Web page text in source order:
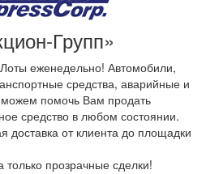
Групп»
еженедельно! Автомобили,
средства, аварийные и
помочь Вам продать
средство в любом состоянии.
доставка от клиента до площадки
только прозрачные сделки!